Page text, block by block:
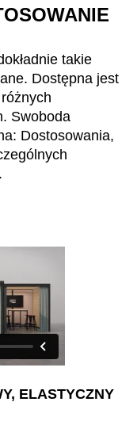
takie
Dostępna jest
Swoboda
Dostosowania,
ELASTYCZNY